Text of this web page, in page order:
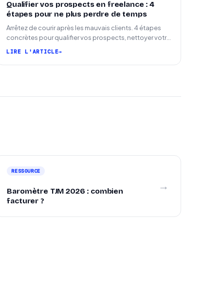
Qualifier vos prospects en freelance : 4
étapes pour ne plus perdre de temps
Arrêtez de courir après les mauvais clients. 4 étapes
concrètes pour qualifier vos prospects, nettoyer votre
LIRE L'ARTICLE
RESSOURCE
Baromètre TJM 2026 : combien
facturer ?
→